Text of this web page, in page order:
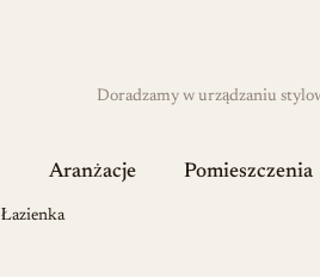
Doradzamy w urządzaniu
Aranżacje Pomieszczenia
Łazienka